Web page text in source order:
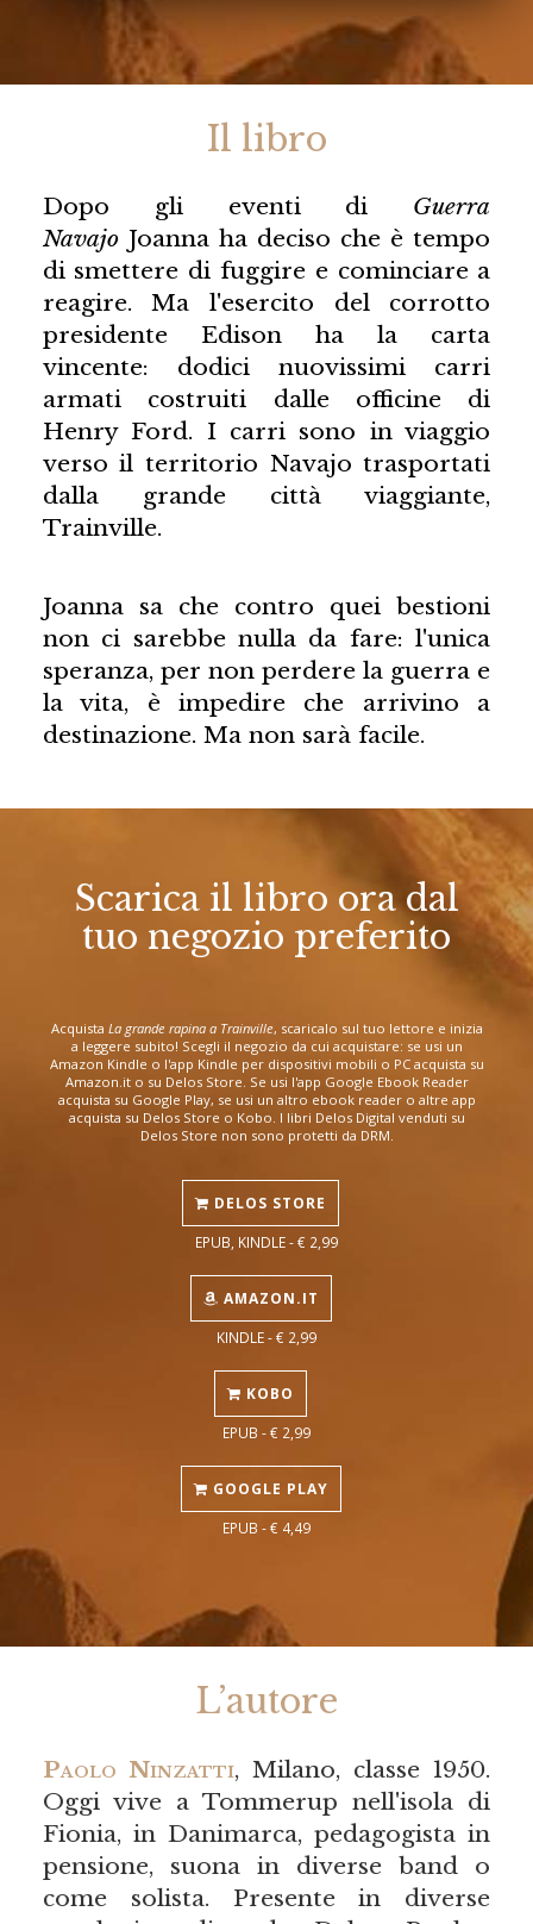
Il libro
Dopo gli eventi di Guerra
NavajoJoanna ha deciso che è tempo
di smettere di fuggire e cominciare a
reagire. Ma l'esercito del corrotto
presidente Edison ha la carta
vincente: dodici nuovissimi carri
armati costruiti dalle officine di
Henry Ford. I carri sono in viaggio
verso il territorio Navajo trasportati
dalla grande città viaggiante,
Trainville.
Joanna sa che contro quei bestioni
non ci sarebbe nulla da fare: l'unica
speranza, per non perdere la guerra e
la vita, è impedire che arrivino a
destinazione. Ma non sarà facile.
Scarica il libro ora dal
tuo negozio preferito
Acquista La grande rapina a Trainville, scaricalo sul tuo lettore e inizia
a leggere subito! Scegli il negozio da cui acquistare: se usi un
Amazon Kindle o l'app Kindle per dispositivi mobili o PC acquista su
Amazon.it o su Delos Store. Se usi l'app Google Ebook Reader
acquista su Google Play, se usi un altro ebook reader o altre app
acquista su Delos Store o Kobo. I libri Delos Digital venduti su
Delos Store non sono protetti da DRM.
DELOS STORE
EPUB, KINDLE - € 2,99
AMAZON.IT
KINDLE - € 2,99
KOBO
EPUB - € 2,99
GOOGLE PLAY
EPUB - € 4,49
L’autore
Paolo Ninzatti, Milano, classe 1950.
Oggi vive a Tommerup nell'isola di
Fionia, in Danimarca, pedagogista in
pensione, suona in diverse band o
come solista. Presente in diverse